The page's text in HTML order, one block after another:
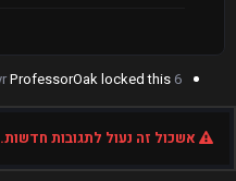
6 yr
ProfessorOaklocked this נושא
אשכול זה נעול לתגובות חדשות.